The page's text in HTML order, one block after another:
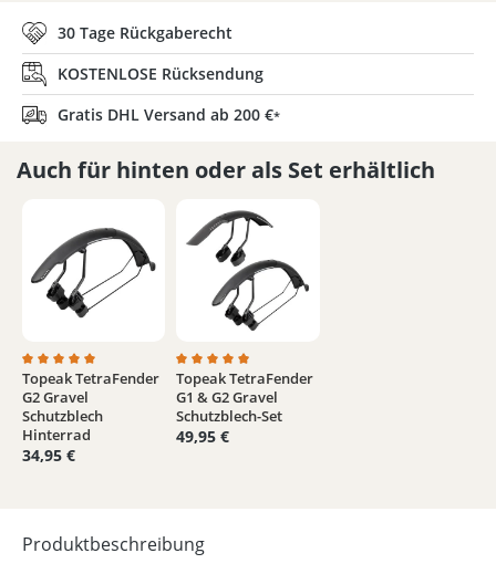
30 Tage Rückgaberecht
KOSTENLOSE Rücksendung
Gratis DHL Versand ab 200 €*
Auch für hinten oder als Set erhältlich
Durchschnittliche Bewertung von 5 von 5 Sternen
Topeak TetraFender
G2 Gravel
Schutzblech
Hinterrad
34,95 €
Durchschnittliche Bewertung von 4.9 von
Topeak TetraFender
G1 & G2 Gravel
Schutzblech-Set
49,95 €
Produktbeschreibung